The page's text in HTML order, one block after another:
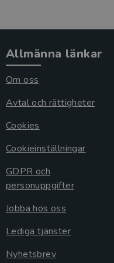
Allmänna länkar
Om oss
Avtal och rättigheter
Cookies
Cookieinställningar
GDPR och
personuppgifter
Jobba hos oss
Lediga tjänster
Nyhetsbrev